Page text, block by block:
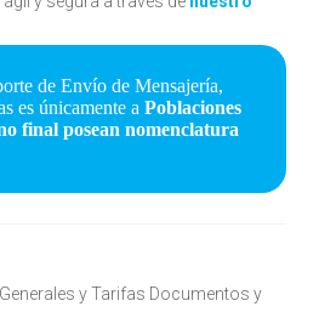
de Envío de Mensajería,
es únicamente a Poblaciones
final posean nomenclatura
y Tarifas Documentos y